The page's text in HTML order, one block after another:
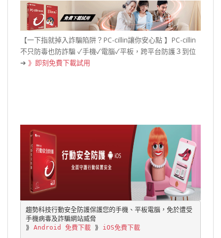
【一下指就掉入詐騙陷阱？PC-cillin讓你安心點 】PC-cillin
不只防毒也防詐騙 ✓手機✓電腦✓平板，跨平台防護３到位
➔ 》即刻免費下載試用
趨勢科技行動安全防護保護您的手機、平板電腦，免於遭受
手機病毒及詐騙網站威脅
⟫ Android 免費下載 ⟫ iOS免費下載